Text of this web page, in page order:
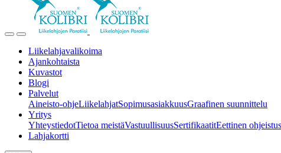
Liikelahjavalikoima
Ajankohtaista
Kuvastot
Blogi
Palvelut
Aineisto-ohjeLiikelahjatSopimusasiakkuusGraafinen suunnittelu
Yritys
YhteystiedotTietoa meistäVastuullisuusSertifikaatitEettinen
Lahjakortti